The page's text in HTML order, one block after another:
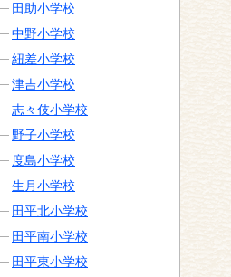
田助小学校
中野小学校
紐差小学校
津吉小学校
志々伎小学校
野子小学校
度島小学校
生月小学校
田平北小学校
田平南小学校
田平東小学校